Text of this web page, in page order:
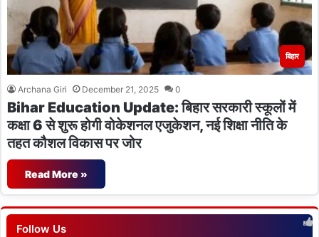
बिहार
Archana Giri December 21, 2025 0
Bihar Education Update: बिहार सरकारी स्कूलों में
कक्षा 6 से शुरू होगी वोकेशनल एजुकेशन, नई शिक्षा नीति के
तहत कौशल विकास पर जोर
Read More »
Follow Us